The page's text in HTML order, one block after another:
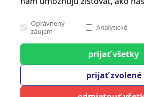
Stránka 1 z 7
cash carry
Klientský servis
Oprávnený
záujem
Analytické
Analytické
Tieto cookies nám slúžia na
anonymných údajov o
prijať všetky
prijať zvolené